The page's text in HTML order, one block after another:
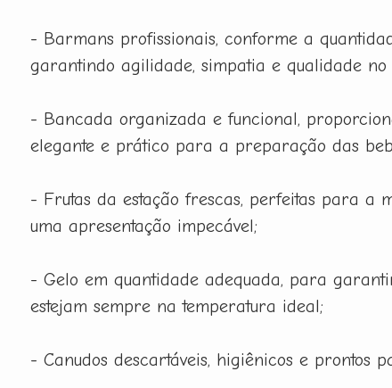
- Barmans profissionais, conforme a
garantindo agilidade, simpatia e qualidade no
- Bancada organizada e funcional,
elegante e prático para a preparação das
- Frutas da estação frescas, perfeitas para a
uma apresentação impecável;
- Gelo em quantidade adequada, para
estejam sempre na temperatura ideal;
- Canudos descartáveis, higiênicos e prontos